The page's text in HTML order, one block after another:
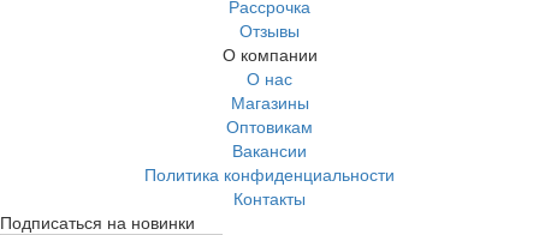
Рассрочка
Отзывы
О компании
О нас
Магазины
Оптовикам
Вакансии
Политика конфиденциальности
Контакты
Подписаться на новинки